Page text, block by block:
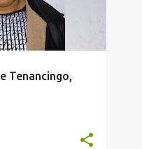
Tenancingo,